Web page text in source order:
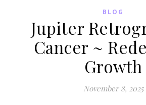
BLOG
Jupiter
Cancer ~
Growth
November 8, 2025